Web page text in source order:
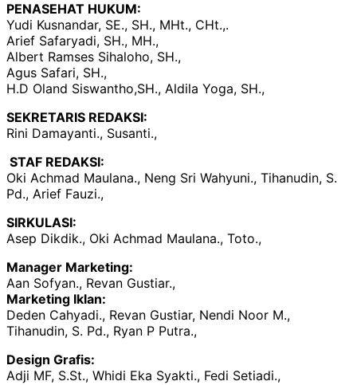
PENASEHAT HUKUM:
Yudi Kusnandar, SE., SH., MHt., CHt.,.
Arief Safaryadi, SH., MH.,
Albert Ramses Sihaloho, SH.,
Agus Safari, SH.,
H.D Oland Siswantho,SH., Aldila Yoga, SH.,
SEKRETARIS REDAKSI:
Rini Damayanti., Susanti.,
STAF REDAKSI:
Oki Achmad Maulana., Neng Sri Wahyuni., Tihanudin, S.
Pd., Arief Fauzi.,
SIRKULASI:
Asep Dikdik., Oki Achmad Maulana., Toto.,
Manager Marketing:
Aan Sofyan., Revan Gustiar.,
Marketing Iklan:
Deden Cahyadi., Revan Gustiar, Nendi Noor M.,
Tihanudin, S. Pd., Ryan P Putra.,
Design Grafis:
Adji MF, S.St., Whidi Eka Syakti., Fedi Setiadi.,